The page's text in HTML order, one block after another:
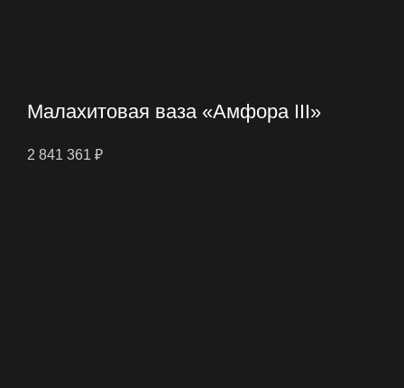
Малахитовая ваза «Амфора III»
2 841 361 ₽